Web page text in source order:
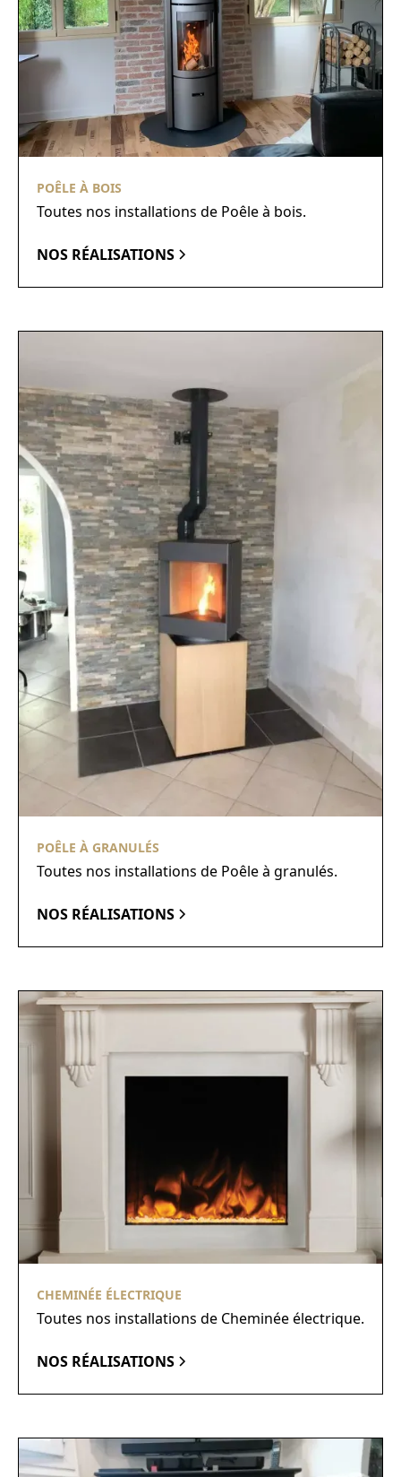
POÊLE À BOIS
Toutes nos installations de Poêle à bois.
NOS RÉALISATIONS
POÊLE À GRANULÉS
Toutes nos installations de Poêle à granulés.
NOS RÉALISATIONS
CHEMINÉE ÉLECTRIQUE
Toutes nos installations de Cheminée électrique.
NOS RÉALISATIONS